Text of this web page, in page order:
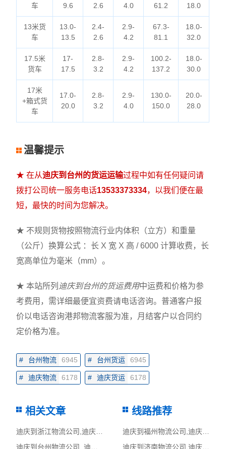
车
9.6
2.6
4.0
61.2
18.0
13米货
车
13.0-
13.5
2.4-
2.6
2.9-
4.2
67.3-
81.1
18.0-
32.0
17.5米
货车
17-
17.5
2.8-
3.2
2.9-
4.2
100.2-
137.2
18.0-
30.0
17米
+箱式货
车
17.0-
20.0
2.8-
3.2
2.9-
4.0
130.0-
150.0
20.0-
28.0
温馨提示
★ 在从迪庆到台州的货运运输过程中如有任何疑问请
拨打公司统一服务电话13533373334，以我们便在最
短，最快的时间为您解决。
★ 不规则货物按照物流行业内体积（立方）和重量
（公斤）换算公式 ：长 X 宽 X 高 / 6000 计算收费，长
宽高单位为毫米（mm）。
★ 本站所列 迪庆到台州的货运费用中运费和价格为参
考费用，需详细最便宜资费请电话咨询。普通客户报
价以电话咨询港邦物流客服为准，月结客户以合同约
定价格为准。
# 台州物流 6945 # 台州货运 6945
# 迪庆物流 6178 # 迪庆货运 6178
相关文章 线路推荐